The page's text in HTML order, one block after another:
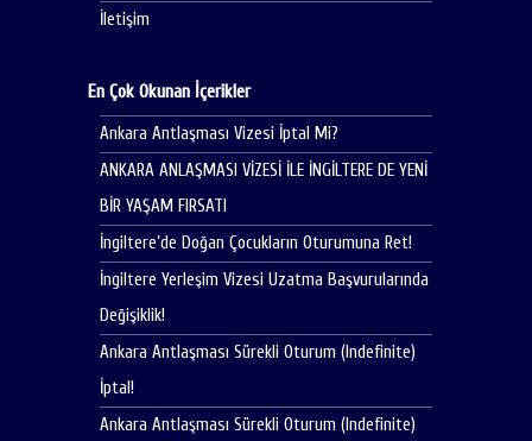
İletişim
En Çok Okunan İçerikler
Ankara Antlaşması Vizesi İptal Mi?
ANKARA ANLAŞMASI VİZESİ İLE İNGİLTERE DE YENİ
BİR YAŞAM FIRSATI
İngiltere’de Doğan Çocukların Oturumuna Ret!
İngiltere Yerleşim Vizesi Uzatma Başvurularında
Değişiklik!
Ankara Antlaşması Sürekli Oturum (Indefinite)
İptal!
Ankara Antlaşması Sürekli Oturum (Indefinite)